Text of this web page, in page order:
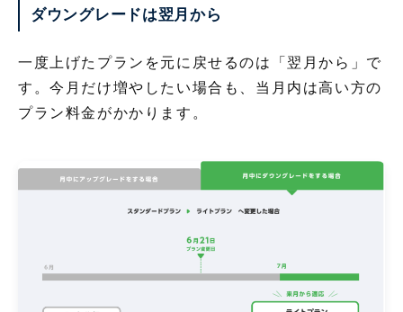
ダウングレードは翌月から
一度上げたプランを元に戻せるのは「翌月から」で
す。今月だけ増やしたい場合も、当月内は高い方の
プラン料金がかかります。